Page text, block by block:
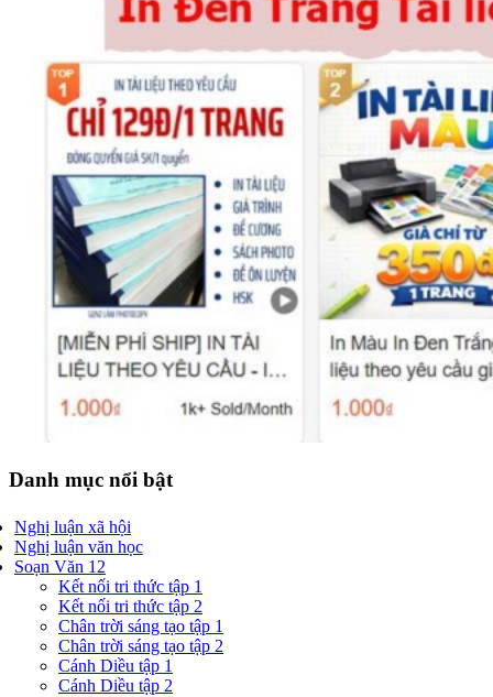
Danh mục nổi bật
Nghị luận xã hội
Nghị luận văn học
Soạn Văn 12
Kết nối tri thức tập 1
Kết nối tri thức tập 2
Chân trời sáng tạo tập 1
Chân trời sáng tạo tập 2
Cánh Diều tập 1
Cánh Diều tập 2